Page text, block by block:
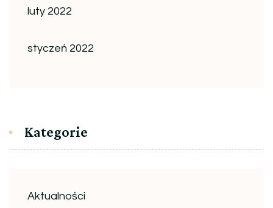
luty 2022
styczeń 2022
Kategorie
Aktualności